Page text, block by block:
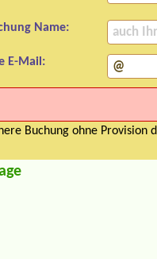
Name:
E-Mail:
Buchung ohne Provision